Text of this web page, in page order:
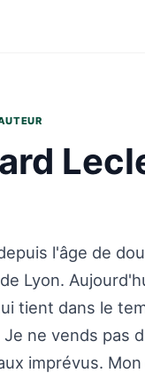
l'âge de
Lyon.
tient dans le
ne vends pas
imprévus.